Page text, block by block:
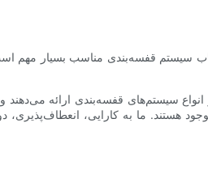
انتخاب سیستم قفسه‌بندی مناسب بسیار
سیستم‌های قفسه‌بندی ارائه می‌دهند
هستند. ما به کارایی،